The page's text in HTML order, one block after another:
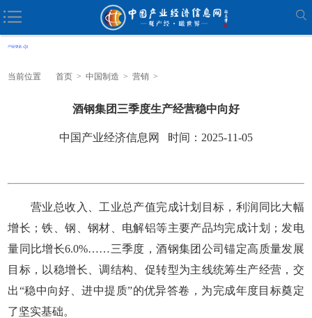
当前位置 首页 > 中国制造 > 营销 >
酒钢集团三季度生产经营稳中向好
中国产业经济信息网 时间：2025-11-05
营业总收入、工业总产值完成计划目标，利润同比大幅
增长；铁、钢、钢材、电解铝等主要产品均完成计划；发电
量同比增长6.0%……三季度，酒钢集团公司锚定高质量发展
目标，以稳增长、调结构、促转型为主线统筹生产经营，交
出“稳中向好、进中提质”的优异答卷，为完成年度目标奠定
了坚实基础。